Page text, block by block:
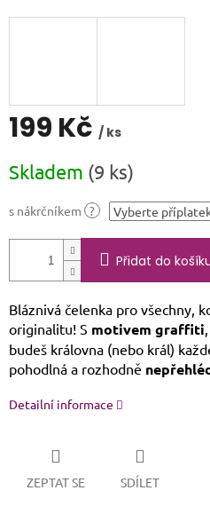
199 Kč / ks
cena:
Skladem (9 ks)
s nákrčníkem ?
Přidat do
Bláznivá čelenka pro všechny,
originalitu! S motivem graffiti
budeš královna (nebo král)
pohodlná a rozhodně
Detailní informace
ZEPTAT SE SDÍLET